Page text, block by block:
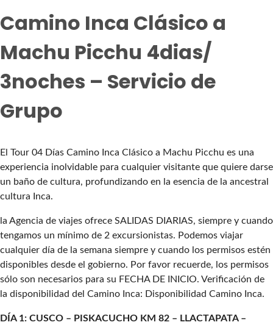
Camino Inca Clásico a
Machu Picchu 4dias/
3noches – Servicio de
Grupo
El Tour 04 Días Camino Inca Clásico a Machu Picchu es una
experiencia inolvidable para cualquier visitante que quiere darse
un baño de cultura, profundizando en la esencia de la ancestral
cultura Inca.
la Agencia de viajes ofrece SALIDAS DIARIAS, siempre y cuando
tengamos un mínimo de 2 excursionistas. Podemos viajar
cualquier día de la semana siempre y cuando los permisos estén
disponibles desde el gobierno. Por favor recuerde, los permisos
sólo son necesarios para su FECHA DE INICIO. Verificación de
la disponibilidad del Camino Inca: Disponibilidad Camino Inca.
DÍA 1: CUSCO – PISKACUCHO KM 82 – LLACTAPATA –